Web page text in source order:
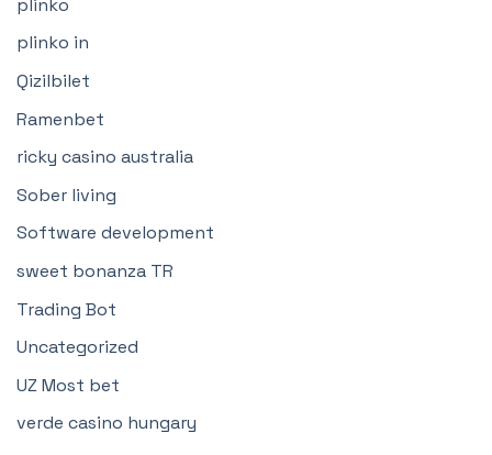
plinko
plinko in
Qizilbilet
Ramenbet
ricky casino australia
Sober living
Software development
sweet bonanza TR
Trading Bot
Uncategorized
UZ Most bet
verde casino hungary